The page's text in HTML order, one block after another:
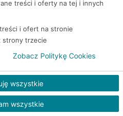
43A Bankomat (Euronet)
1 Bankomat (Euronet)
105 Bankomat (Euronet)
62 Bankomat (Euronet)
62 Bankomat (Euronet)
treści i oferty na tej i innych
i ofert na stronie
strony trzecie
wszystkie
wszystkie
Zobacz Politykę Cookies